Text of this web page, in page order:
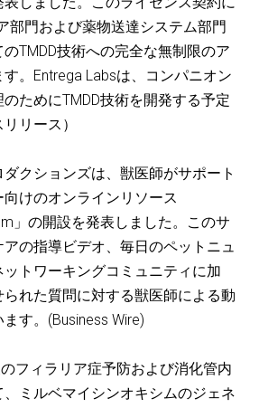
部門および薬物送達システム部門
TMDD技術への完全な無制限のア
。Entrega Labsは、コンパニオン
ためにTMDD技術を開発する予定
リース）
クションズは、獣医師がサポート
けのオンラインリソース
」の開設を発表しました。このサ
の指導ビデオ、毎日のペットニュ
トワーキングコミュニティに加
られた質問に対する獣医師による動
す。(Business Wire)
フィラリア症予防および消化管内
ミルベマイシンオキシムのジェネ